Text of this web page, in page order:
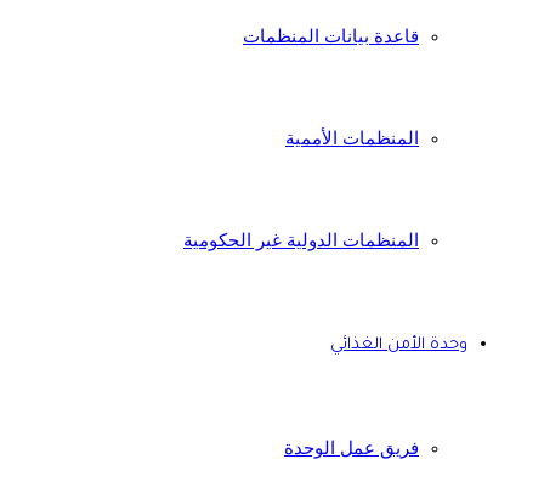
قاعدة بيانات المنظمات
المنظمات الأممية
المنظمات الدولية غير الحكومية
وحدة الأمن الغذائي
فريق عمل الوحدة